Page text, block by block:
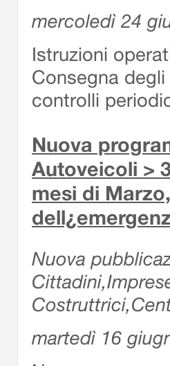
mercoledì 24
Istruzioni
Consegna
controlli
Nuova
Autoveicoli >
mesi di
Nuova
martedì 16